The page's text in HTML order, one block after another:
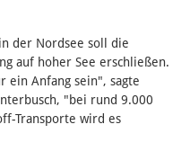
der Nordsee soll die
auf hoher See erschließen.
ein Anfang sein", sagte
"bei rund 9.000
Transporte wird es